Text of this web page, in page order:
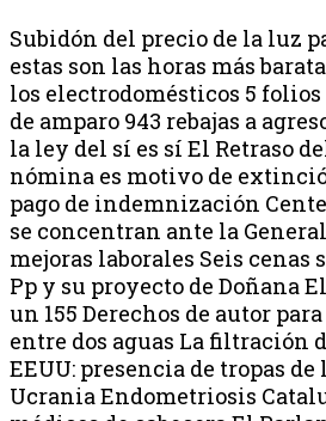
Subidón del precio de la luz
estas son las horas más
los electrodomésticos 5 folios
de amparo 943 rebajas a
la ley del sí es sí El Retraso
nómina es motivo de
pago de indemnización
se concentran ante la
mejoras laborales Seis cenas
Pp y su proyecto de Doñana
un 155 Derechos de autor
entre dos aguas La filtración
EEUU: presencia de tropas de
Ucrania Endometriosis